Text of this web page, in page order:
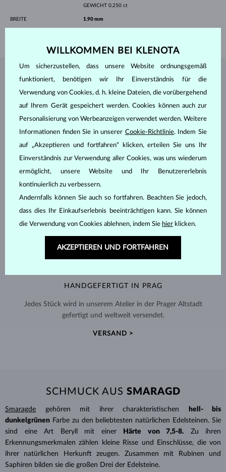
GEWICHT 0.250 ct
BREITE 1.90 mm
SCHMUCK AUS DEMKLENOTA ATELIER
HANDGEFERTIGT IN PRAG
Jedes Stück wird in unserem Atelier in der Prager Altstadt
gefertigt und weltweit versendet.
VERSAND >
SCHMUCK AUS SMARAGD
Smaragde gehören mit ihrer charakteristischen
hell- bis
dunkelgrünen Farbe zu den beliebtesten natürlichen Edelsteinen. Sie
sind eine Art Beryll mit einer
Härte von 7,5-8.
Zu ihren
Erkennungsmerkmalen zählen kleine Risse und Einschlüsse, die von
ihrer natürlichen Herkunft zeugen. Zusammen mit Rubinen und
Saphiren bilden sie die großen Drei der Edelsteine.
WILLKOMMEN BEI KLENOTA
Um sicherzustellen, dass unsere Website ordnungsgemäß
funktioniert, benötigen wir Ihr Einverständnis für die
Verwendung von Cookies, d. h. kleine Dateien, die vorübergehend
auf Ihrem Gerät gespeichert werden. Cookies können auch zur
Personalisierung von Werbeanzeigen verwendet werden. Weitere
Informationen finden Sie in unserer Cookie-Richtlinie. Indem Sie
auf „Akzeptieren und fortfahren“ klicken, erteilen Sie uns Ihr
Einverständnis zur Verwendung aller Cookies, was uns wiederum
ermöglicht, unsere Website und Ihr Benutzererlebnis
kontinuierlich zu verbessern.
Andernfalls können Sie auch so fortfahren. Beachten Sie jedoch,
dass dies Ihr Einkaufserlebnis beeinträchtigen kann. Sie können
die Verwendung von Cookies ablehnen, indem Sie hier klicken.
AKZEPTIEREN UND FORTFAHREN